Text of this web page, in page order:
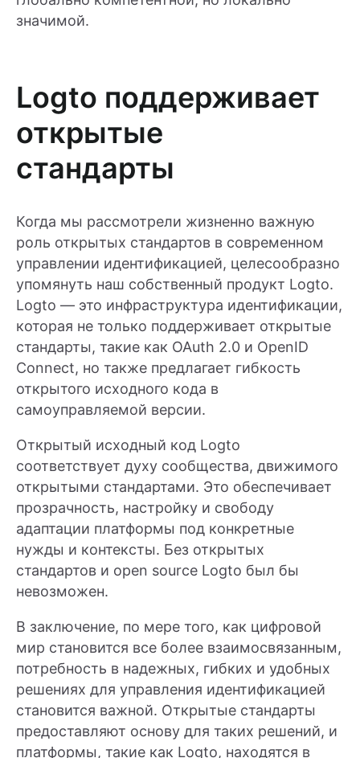
значимой.
Logto поддерживает
открытые
стандарты
Когда мы рассмотрели жизненно важную
роль открытых стандартов в современном
управлении идентификацией, целесообразно
упомянуть наш собственный продукт Logto.
Logto — это инфраструктура идентификации,
которая не только поддерживает открытые
стандарты, такие как OAuth 2.0 и OpenID
Connect, но также предлагает гибкость
открытого исходного кода в
самоуправляемой версии.
Открытый исходный код Logto
соответствует духу сообщества, движимого
открытыми стандартами. Это обеспечивает
прозрачность, настройку и свободу
адаптации платформы под конкретные
нужды и контексты. Без открытых
стандартов и open source Logto был бы
невозможен.
В заключение, по мере того, как цифровой
мир становится все более взаимосвязанным,
потребность в надежных, гибких и удобных
решениях для управления идентификацией
становится важной. Открытые стандарты
предоставляют основу для таких решений, и
платформы, такие как Logto, находятся в